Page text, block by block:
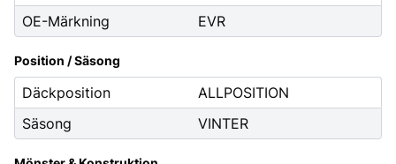
OE-Märkning EVR
Position / Säsong
Däckposition
ALLPOSITION
Säsong
VINTER